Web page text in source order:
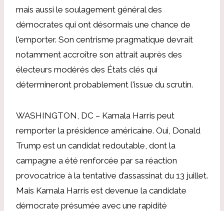
mais aussi le soulagement général des
démocrates qui ont désormais une chance de
l'emporter. Son centrisme pragmatique devrait
notamment accroître son attrait auprès des
électeurs modérés des États clés qui
détermineront probablement l'issue du scrutin.
WASHINGTON, DC – Kamala Harris peut
remporter la présidence américaine. Oui, Donald
Trump est un candidat redoutable, dont la
campagne a été renforcée par sa réaction
provocatrice à la tentative d’assassinat du 13 juillet.
Mais Kamala Harris est devenue la candidate
démocrate présumée avec une rapidité